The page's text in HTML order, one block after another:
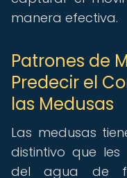
manera efectiva.
Patrones de
Predecir el
las Medusas
Las medusas
distintivo que
del agua de